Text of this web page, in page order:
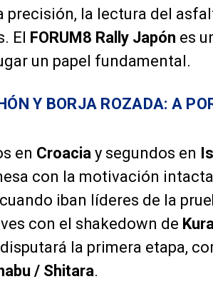
precisión, la lectura del
El FORUM8 Rally Japón es
un papel fundamental.
Y BORJA ROZADA: A
en Croacia y segundos en
con la motivación
iban líderes de la
con el shakedown de
la primera etapa,
/ Shitara.